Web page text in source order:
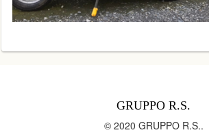
GRUPPO R.S.
© 2020 GRUPPO R.S..